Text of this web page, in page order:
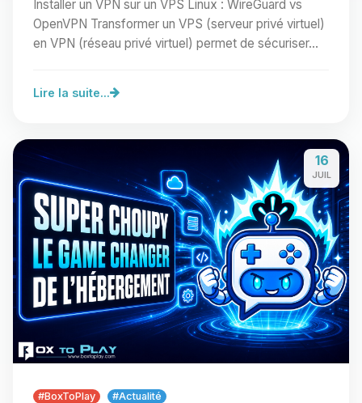
Installer un VPN sur un VPS Linux : WireGuard vs
OpenVPN Transformer un VPS (serveur privé virtuel)
en VPN (réseau privé virtuel) permet de sécuriser…
Lire la suite...
16
JUIL
#BoxToPlay #Actualité